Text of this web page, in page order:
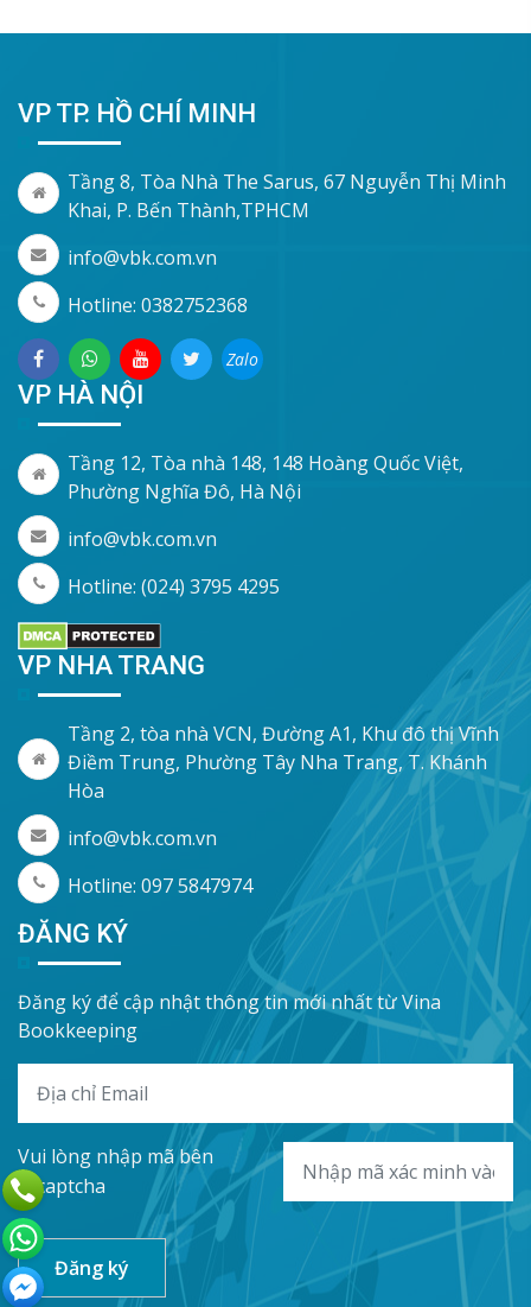
VP TP. HỒ CHÍ MINH
Tầng 8, Tòa Nhà The Sarus, 67 Nguyễn Thị Minh
Khai, P. Bến Thành,TPHCM
info@vbk.com.vn
Hotline: 0382752368
Zalo
VP HÀ NỘI
Tầng 12, Tòa nhà 148, 148 Hoàng Quốc Việt,
Phường Nghĩa Đô, Hà Nội
info@vbk.com.vn
Hotline: (024) 3795 4295
VP NHA TRANG
Tầng 2, tòa nhà VCN, Đường A1, Khu đô thị Vĩnh
Điềm Trung, Phường Tây Nha Trang, T. Khánh
Hòa
info@vbk.com.vn
Hotline: 097 5847974
ĐĂNG KÝ
Đăng ký để cập nhật thông tin mới nhất từ Vina
Bookkeeping
Vui lòng nhập mã bên